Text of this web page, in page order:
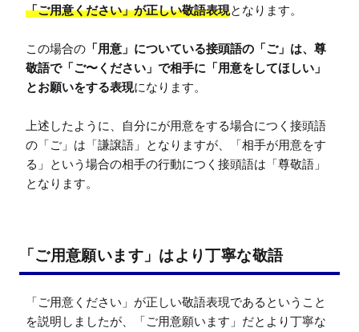
「ご用意ください」が正しい敬語表現となります。
この場合の 「用意」についている接頭語の「ご」は、尊
敬語で「ご〜ください」で相手に「用意をしてほしい」
とお願いをする表現になります。
上述したように、自分にが用意をする場合につく接頭語
の「ご」は「謙譲語」となりますが、「相手が用意をす
る」という場合の相手の行動につく接頭語は「尊敬語」
となります。
「ご用意願います」はより丁寧な敬語
「ご用意ください」が正しい敬語表現であるということ
を説明しましたが、「ご用意願います」だとより丁寧な